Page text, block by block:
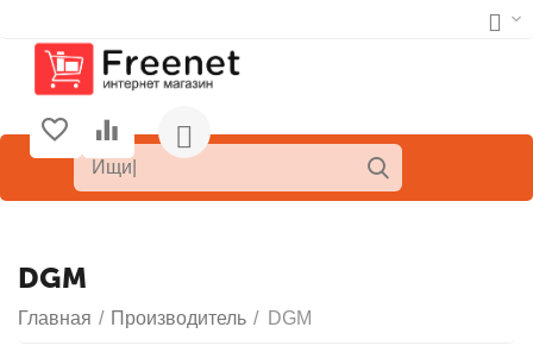
DGM
Главная / Производитель / DGM